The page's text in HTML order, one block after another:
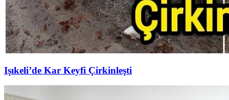
Işıkeli’de Kar Keyfi Çirkinleşti